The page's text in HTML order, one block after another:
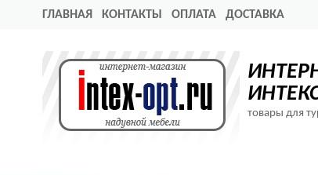
ГЛАВНАЯ КОНТАКТЫ ОПЛАТА ДОСТАВКА
товары для